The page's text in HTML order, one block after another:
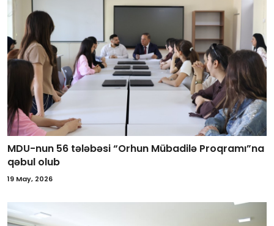
MDU-nun 56 tələbəsi “Orhun Mübadilə Proqramı”na
qəbul olub
19 May, 2026